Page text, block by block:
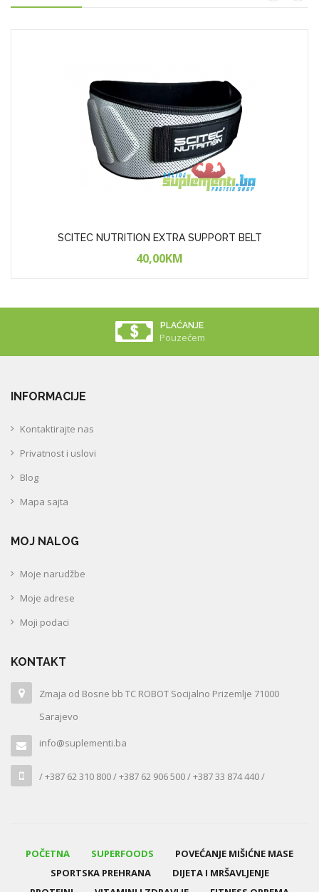
SCITEC NUTRITION EXTRA SUPPORT BELT
40,00KM
PLAĆANJE
Pouzećem
INFORMACIJE
Kontaktirajte nas
Privatnost i uslovi
Blog
Mapa sajta
MOJ NALOG
Moje narudžbe
Moje adrese
Moji podaci
KONTAKT
Zmaja od Bosne bb TC ROBOT Socijalno Prizemlje 71000
Sarajevo
info@suplementi.ba
/ +387 62 310 800 / +387 62 906 500 / +387 33 874 440 /
POČETNA SUPERFOODS
POVEĆANJE MIŠIĆNE MASE
SPORTSKA PREHRANA
DIJETA I MRŠAVLJENJE